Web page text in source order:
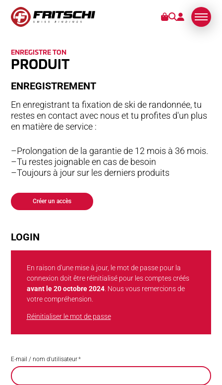
FIXATIONS
SERVICES
STORIES
ENREGISTRE TON
PRODUIT
EN­RE­GI­STRE­MENT
En enregistrant ta fixation de ski de randonnée, tu
restes en contact avec nous et tu profites d'un plus
en matière de service :
Prolongation de la garantie de 12 mois à 36 mois.
Tu restes joignable en cas de besoin
Toujours à jour sur les derniers produits
Créer un accès
LOGIN
En raison d'une mise à jour, le mot de passe pour la
connexion doit être réinitialisé pour les comptes créés
avant le 20 octobre 2024. Nous vous remercions de
votre compréhension.
Réinitialiser le mot de passe
E-mail / nom d'utilisateur*